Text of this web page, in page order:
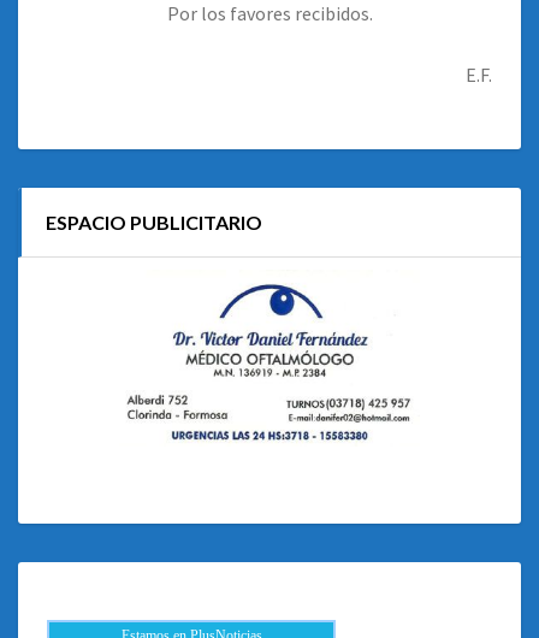
Por los favores recibidos.
E.F.
ESPACIO PUBLICITARIO